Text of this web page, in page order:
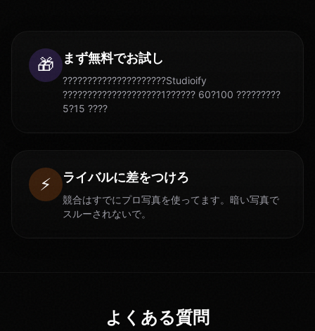
🎁 まず無料でお試し
?????????????????????Studioify
????????????????????1?????? 60?100 ?????????
5?15 ????
⚡ ライバルに差をつけろ
競合はすでにプロ写真を使ってます。暗い写真で
スルーされないで。
よくある質問